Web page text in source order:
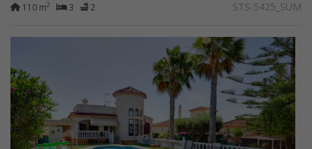
110 m2 3 2 STS-5425_SUM